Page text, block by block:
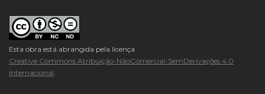
Esta obra está abrangida pela licença
Creative Commons Atribuição-NãoComercial-SemDerivações 4.0
Internacional